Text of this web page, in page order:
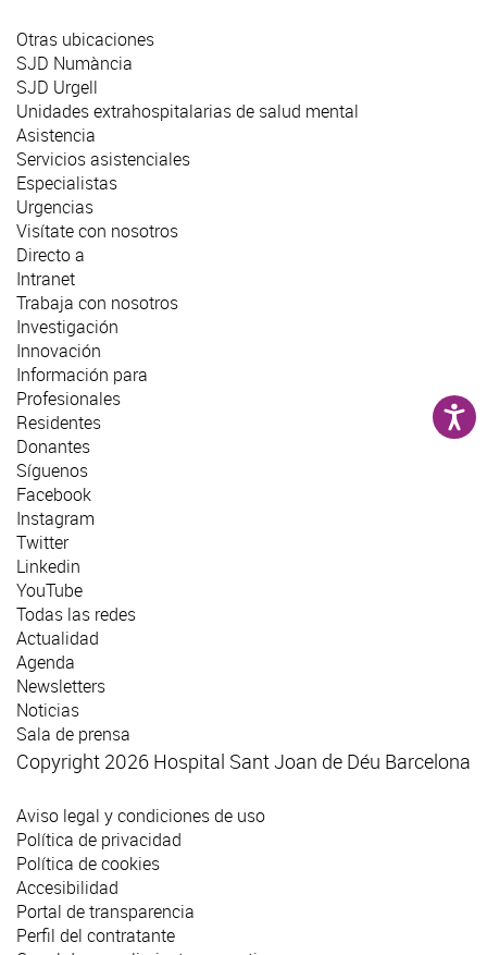
Otras ubicaciones
SJD Numància
SJD Urgell
Unidades extrahospitalarias de salud mental
Asistencia
Servicios asistenciales
Especialistas
Urgencias
Visítate con nosotros
Directo a
Intranet
Trabaja con nosotros
Investigación
Innovación
Información para
Profesionales
Residentes
Donantes
Síguenos
Facebook
Instagram
Twitter
Linkedin
YouTube
Todas las redes
Actualidad
Agenda
Newsletters
Noticias
Sala de prensa
Copyright 2026 Hospital Sant Joan de Déu Barcelona
Aviso legal y condiciones de uso
Política de privacidad
Política de cookies
Accesibilidad
Portal de transparencia
Perfil del contratante